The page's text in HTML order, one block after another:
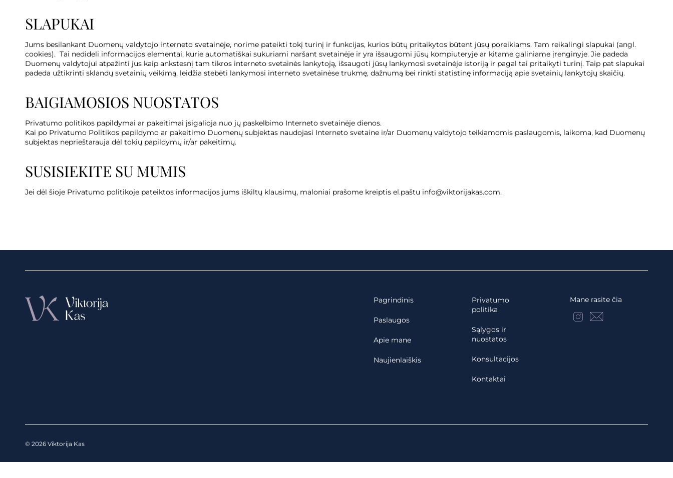
SLAPUKAI
Jums besilankant Duomenų valdytojo interneto svetainėje, norime pateikti tokį turinį ir funkcijas, kurios būtų pritaikytos būtent jūsų poreikiams. Tam reikalingi slapukai (angl.
cookies). Tai nedideli informacijos elementai, kurie automatiškai sukuriami naršant svetainėje ir yra išsaugomi jūsų kompiuteryje ar kitame galiniame įrenginyje. Jie padeda
Duomenų valdytojui atpažinti jus kaip ankstesnį tam tikros interneto svetainės lankytoją, išsaugoti jūsų lankymosi svetainėje istoriją ir pagal tai pritaikyti turinį. Taip pat slapukai
padeda užtikrinti sklandų svetainių veikimą, leidžia stebėti lankymosi interneto svetainėse trukmę, dažnumą bei rinkti statistinę informaciją apie svetainių lankytojų skaičių.
BAIGIAMOSIOS NUOSTATOS
Privatumo politikos papildymai ar pakeitimai įsigalioja nuo jų paskelbimo Interneto svetainėje dienos.
Kai po Privatumo Politikos papildymo ar pakeitimo Duomenų subjektas naudojasi Interneto svetaine ir/ar Duomenų valdytojo teikiamomis paslaugomis, laikoma, kad Duomenų
subjektas neprieštarauja dėl tokių papildymų ir/ar pakeitimų.
SUSISIEKITE SU MUMIS
Jei dėl šioje Privatumo politikoje pateiktos informacijos jums iškiltų klausimų, maloniai prašome kreiptis el.paštu info@viktorijakas.com.
Pagrindinis
Paslaugos
Apie mane
Naujienlaiškis
Privatumo
politika
Sąlygos ir
nuostatos
Konsultacijos
Kontaktai
Mane rasite čia
© 2026 Viktorija Kas